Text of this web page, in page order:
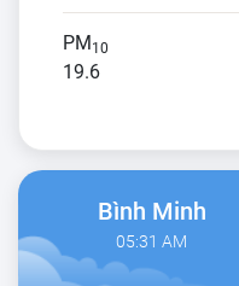
PM10
19.6
Bình Minh
05:31 AM